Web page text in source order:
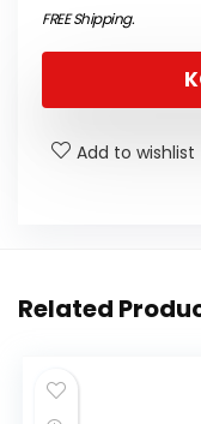
FREE Shipping.
Add to wishlist
Related